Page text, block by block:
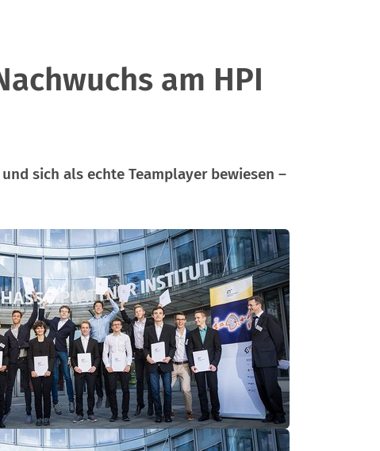
am HPI
sich als echte Teamplayer bewiesen –